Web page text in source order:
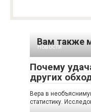
Вам также
Новости
Почему
других
Вера в
статистику.